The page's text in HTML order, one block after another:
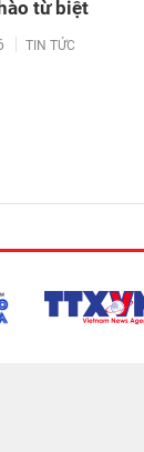
từ biệt
TIN TỨC